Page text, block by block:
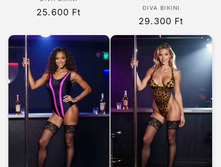
Normál
25.600 Ft Forgalmazó:
DIVA BIKINI
Normál
ár
29.300 Ft